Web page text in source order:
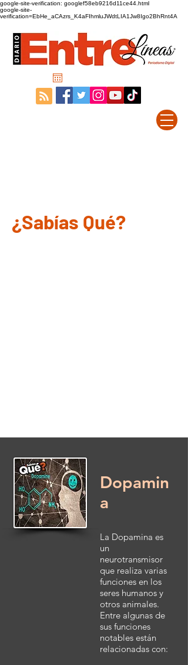
google-site-verification: googlef58eb9216d11ce44.html
google-site-
verification=EbHe_aCAzrs_K4aFIhmluJWdtLIA1Jw8Igo2BhRnt4A
¿Sabías Qué?
Dopamin
a
La Dopamina es
un
neurotransmisor
que realiza varias
funciones en los
seres humanos y
otros animales.
Entre algunas de
sus funciones
notables están
relacionadas con: